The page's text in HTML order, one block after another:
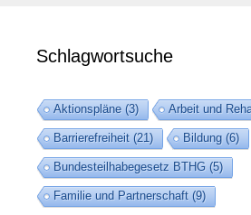
Schlagwortsuche
Aktionspläne (3) Arbeit und
Barrierefreiheit (21) Bildung (6)
Bundesteilhabegesetz BTHG (5)
Familie und Partnerschaft (9)